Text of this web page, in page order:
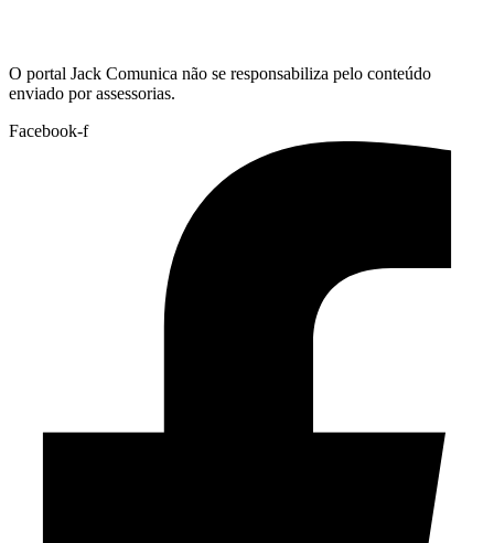
O portal Jack Comunica não se responsabiliza pelo conteúdo
enviado por assessorias.
Facebook-f